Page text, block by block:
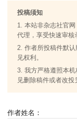
投稿须知
1. 本站非杂志社官
代理，享受快速审核
2. 作者所投稿件默
见权利。
3. 我方严格遵照本机
见删除稿件或者改投
作者姓名：